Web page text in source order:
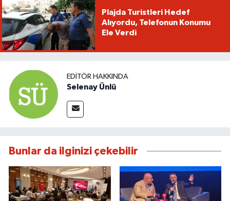
Plajda Turistleri Hedef
Alıyordu, Telefonun Konumu
Ele Verdi
EDITÖR HAKKINDA
Selenay Ünlü
Bunlar da ilginizi çekebilir